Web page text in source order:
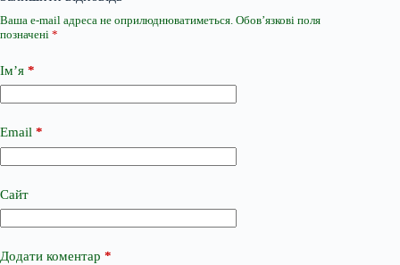
Ваша e-mail адреса не оприлюднюватиметься. Обов’язкові поля
позначені *
Ім’я *
Email *
Сайт
Додати коментар *